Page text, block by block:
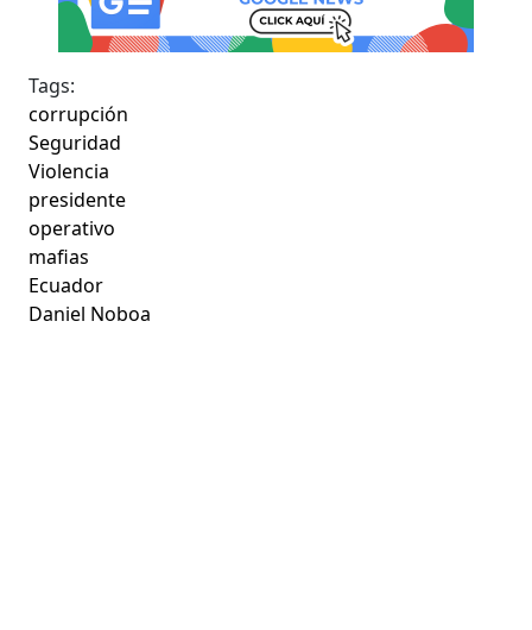
Tags:
corrupción
Seguridad
Violencia
presidente
operativo
mafias
Ecuador
Daniel Noboa